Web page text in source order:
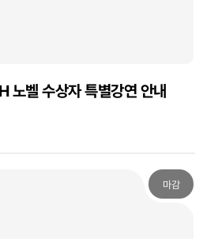
벨 수상자 특별강연 안내
마감